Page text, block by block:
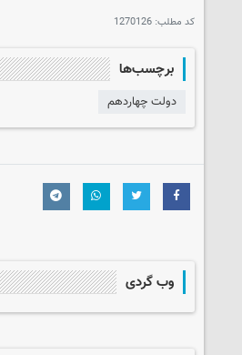
کد مطلب: 1270126
برچسب‌ها
دولت چهاردهم
وب گردی